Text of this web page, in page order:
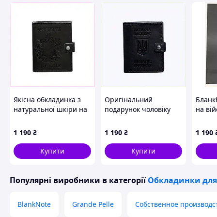
Якісна обкладинка з
натуральної шкіри на
1 190 ₴
Купити
Оригінальний
подарунок чоловіку
обкладинка для
закордонного
паспорта 860H364C3
1 190 ₴
Купити
на
1 190
Популярні виробники в категорії Обкладинки
BlankNote Grande Pelle Собственное